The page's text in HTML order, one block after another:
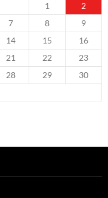
1
2
7 8
9
14 15
16
21 22
23
28 29
30